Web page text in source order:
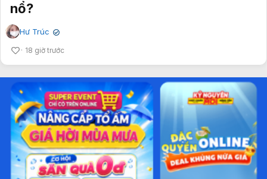
nổ?
Hư Trúc ✔
18 giờ trước